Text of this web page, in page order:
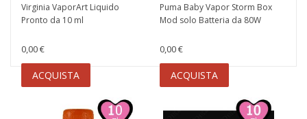
Virginia VaporArt Liquido
Pronto da 10 ml
0,00 €
ACQUISTA
Puma Baby Vapor Storm Box
Mod solo Batteria da 80W
0,00 €
ACQUISTA